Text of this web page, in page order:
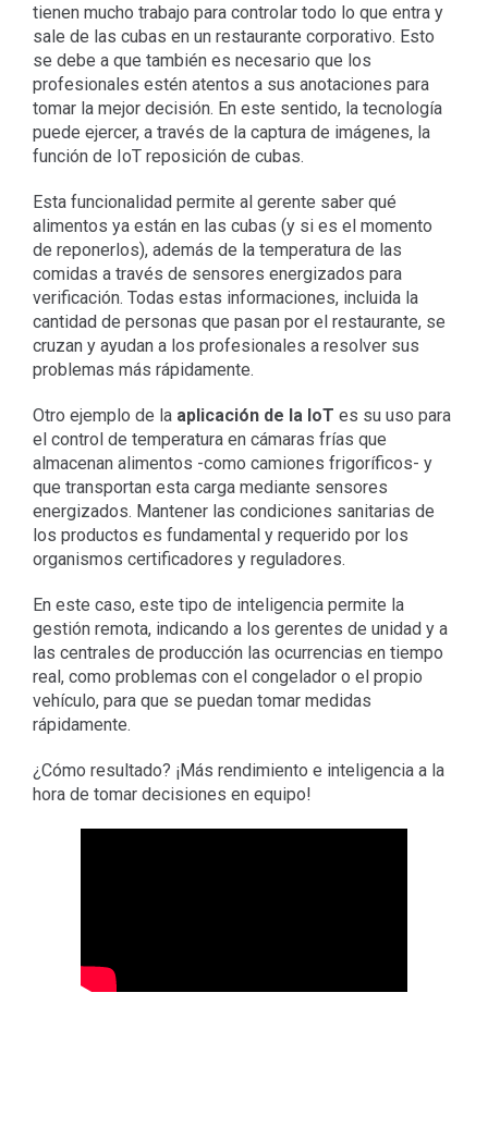
tienen mucho trabajo para controlar todo lo que entra y
sale de las cubas en un restaurante corporativo. Esto
se debe a que también es necesario que los
profesionales estén atentos a sus anotaciones para
tomar la mejor decisión. En este sentido, la tecnología
puede ejercer, a través de la captura de imágenes, la
función de IoT reposición de cubas.
Esta funcionalidad permite al gerente saber qué
alimentos ya están en las cubas (y si es el momento
de reponerlos), además de la temperatura de las
comidas a través de sensores energizados para
verificación. Todas estas informaciones, incluida la
cantidad de personas que pasan por el restaurante, se
cruzan y ayudan a los profesionales a resolver sus
problemas más rápidamente.
Otro ejemplo de la aplicación de la IoT es su uso para
el control de temperatura en cámaras frías que
almacenan alimentos -como camiones frigoríficos- y
que transportan esta carga mediante sensores
energizados. Mantener las condiciones sanitarias de
los productos es fundamental y requerido por los
organismos certificadores y reguladores.
En este caso, este tipo de inteligencia permite la
gestión remota, indicando a los gerentes de unidad y a
las centrales de producción las ocurrencias en tiempo
real, como problemas con el congelador o el propio
vehículo, para que se puedan tomar medidas
rápidamente.
¿Cómo resultado? ¡Más rendimiento e inteligencia a la
hora de tomar decisiones en equipo!